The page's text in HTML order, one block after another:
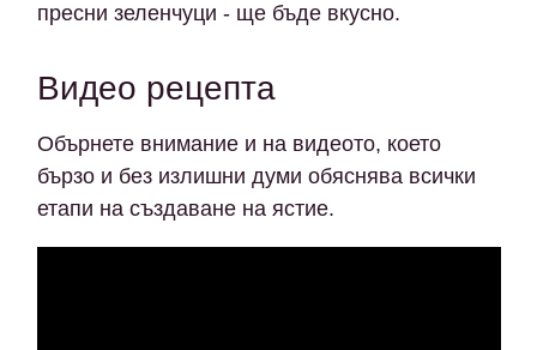
пресни зеленчуци - ще бъде вкусно.
Видео рецепта
Обърнете внимание и на видеото, което
бързо и без излишни думи обяснява всички
етапи на създаване на ястие.